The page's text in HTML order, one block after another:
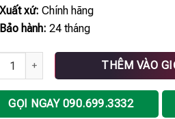
Xuất xứ: Chính hãng
Bảo hành:24 tháng
gas Electrolux EGT7838CK số lượng
THÊM VÀO
GỌI NGAY 090.699.3332